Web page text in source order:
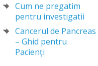
Cum ne pregatim
pentru investigatii
Cancerul de Pancreas
– Ghid pentru
Pacienți